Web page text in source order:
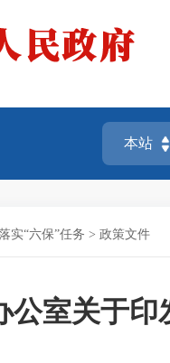
实“六保”任务 > 政策文件
公室关于